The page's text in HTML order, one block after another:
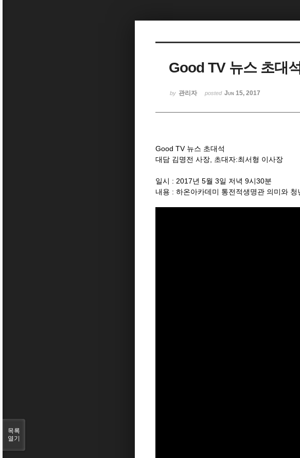
Good TV 뉴스 초대
by 관리자 posted Jun 15, 2017
Good TV 뉴스 초대석
대담 김명전 사장, 초대자:최서형 이사장
일시 : 2017년 5월 3일 저녁 9시30분
내용 : 하온아카데미 통전적생명관 의미와
목록
열기
Sketchbook5, 스케치북5
Sketchbook5, 스케치북5